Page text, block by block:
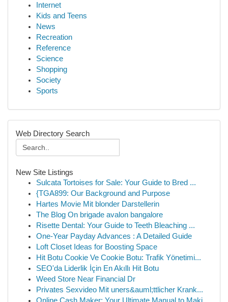
Internet
Kids and Teens
News
Recreation
Reference
Science
Shopping
Society
Sports
Web Directory Search
New Site Listings
Sulcata Tortoises for Sale: Your Guide to Bred ...
{TGA899: Our Background and Purpose
Hartes Movie Mit blonder Darstellerin
The Blog On brigade avalon bangalore
Risette Dental: Your Guide to Teeth Bleaching ...
One-Year Payday Advances : A Detailed Guide
Loft Closet Ideas for Boosting Space
Hit Botu Cookie Ve Cookie Botu: Trafik Yönetimi...
SEO'da Liderlik İçin En Akıllı Hit Botu
Weed Store Near Financial Dr
Privates Sexvideo Mit uners&auml;ttlicher Krank...